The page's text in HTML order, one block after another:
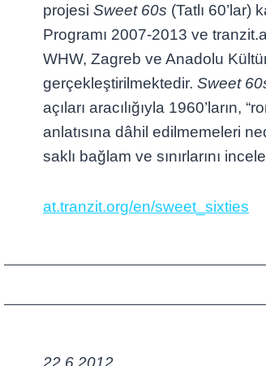
projesi Sweet 60s (Tatlı 60’lar)
Programı 2007-2013 ve
WHW, Zagreb ve Anadolu
gerçekleştirilmektedir. Sweet
açıları aracılığıyla 1960’ların,
anlatısına dâhil edilmemeleri
saklı bağlam ve sınırlarını
at.tranzit.org/en/sweet_sixties
22.6.2012